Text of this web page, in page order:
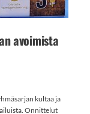
avoimista
kultaa ja
Onnittelut